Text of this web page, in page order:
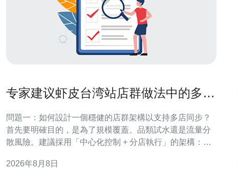
专家建议虾皮台湾站店群做法中的多店
問題一：如何設計一個穩健的店群架構以支持多店同步？
首先要明確目的，是為了規模覆蓋、品類試水還是流量分
散風險。建議採用「中心化控制 + 分店執行」的架構：建
模板與 API 授權，讓各子店透過該系統下發同步任務。這
2026年8月8日